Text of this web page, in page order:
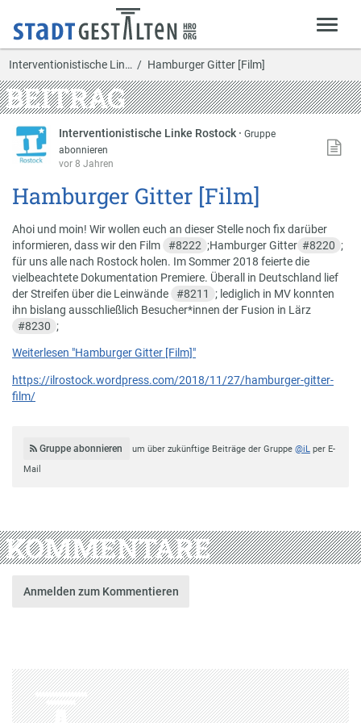
Interventionistische Lin… Hamburger Gitter [Film]
BEITRAG
Interventionistische Linke Rostock ·Gruppe
abonnieren
vor 8 Jahren
Hamburger Gitter [Film]
Ahoi und moin! Wir wollen euch an dieser Stelle noch fix darüber
informieren, dass wir den Film
#8222 ;Hamburger Gitter #8220 ;
für uns alle nach Rostock holen. Im Sommer 2018 feierte die
vielbeachtete Dokumentation Premiere. Überall in Deutschland lief
der Streifen über die Leinwände
#8211
; lediglich in MV konnten
ihn bislang ausschließlich Besucher*innen der Fusion in Lärz
#8230 ;
Weiterlesen "Hamburger Gitter [Film]"
https://ilrostock.wordpress.com/2018/11/27/hamburger-gitter-
film/
Gruppe abonnieren um über zukünftige Beiträge der Gruppe @iL per E-
Mail
KOMMENTARE
Anmelden zum Kommentieren